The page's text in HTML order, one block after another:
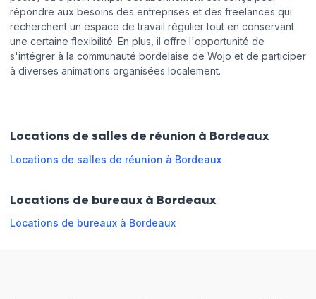
répondre aux besoins des entreprises et des freelances qui
recherchent un espace de travail régulier tout en conservant
une certaine flexibilité. En plus, il offre l'opportunité de
s'intégrer à la communauté bordelaise de Wojo et de participer
à diverses animations organisées localement.
Locations de salles de réunion à Bordeaux
Locations de salles de réunion à Bordeaux
Locations de bureaux à Bordeaux
Locations de bureaux à Bordeaux